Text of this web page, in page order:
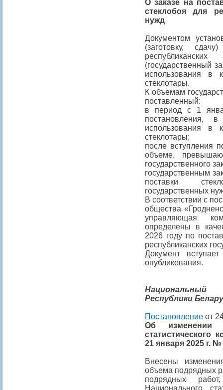
О заказе на
стеклобоя для
нужд
Документом
(заготовку,
(государственный
использования в
стеклотары.
К объемам
поставленный:
в период с 1
постановления,
использования в
стеклотары;
после вступления
объеме,
государственного
государственным
поставки
государственных
В соответствии с
общества
управляющая
определены в
2026 году по
республиканских
Документ
опубликования.
Республики
Постановление от
Об
статистического
21 января 2025 г. №
Внесены
объема подрядных
подрядных
Национального